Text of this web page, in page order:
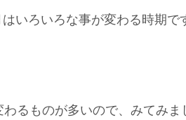
いろいろな事が変わる時期で
るものが多いので、みてみま